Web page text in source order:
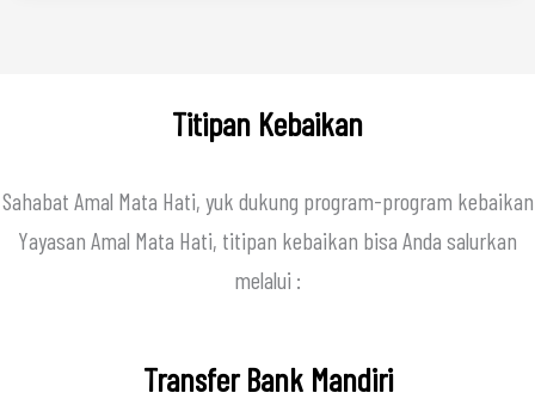
Titipan Kebaikan
Sahabat Amal Mata Hati, yuk dukung program-program kebaikan
Yayasan Amal Mata Hati, titipan kebaikan bisa Anda salurkan
melalui :
Transfer Bank Mandiri